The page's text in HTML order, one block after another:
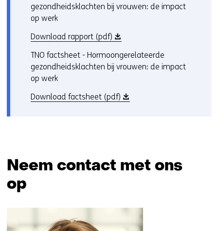
gezondheidsklachten bij vrouwen: de impact
op werk
Download rapport (pdf)
p
e
t
u
n
TNO factsheet - Hormoongerelateerde
gezondheidsklachten bij vrouwen: de impact
op werk
Download factsheet (pdf)
Neem contact met ons
op